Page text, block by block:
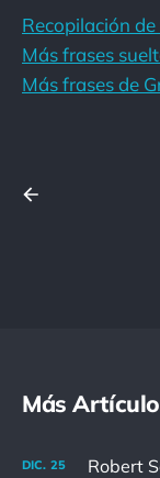
Recopilación
Más frases
Más frases de
Más
DIC. 25